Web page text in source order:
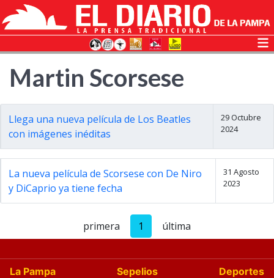
Martin Scorsese
Llega una nueva película de Los Beatles
con imágenes inéditas
29 Octubre
2024
La nueva película de Scorsese con De Niro
y DiCaprio ya tiene fecha
31 Agosto
2023
primera 1 última
La Pampa Sepelios
Deportes